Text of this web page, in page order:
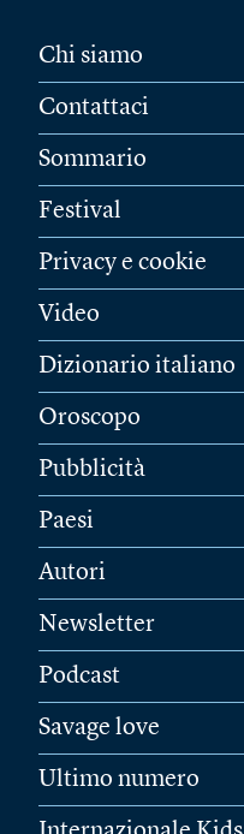
Chi siamo
Contattaci
Sommario
Festival
Privacy e cookie
Video
Dizionario italiano
Oroscopo
Pubblicità
Paesi
Autori
Newsletter
Podcast
Savage love
Ultimo numero